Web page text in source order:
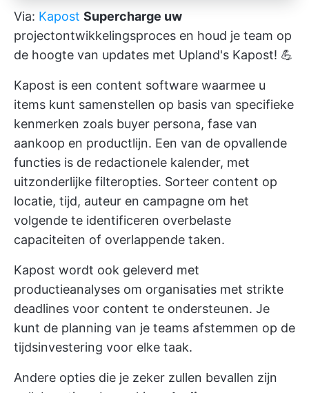
Via: Kapost Supercharge uw
projectontwikkelingsproces en houd je team op
de hoogte van updates met Upland's Kapost! 💪
Kapost is een content software waarmee u
items kunt samenstellen op basis van specifieke
kenmerken zoals buyer persona, fase van
aankoop en productlijn. Een van de opvallende
functies is de redactionele kalender, met
uitzonderlijke filteropties. Sorteer content op
locatie, tijd, auteur en campagne om het
volgende te identificeren overbelaste
capaciteiten of overlappende taken.
Kapost wordt ook geleverd met
productieanalyses om organisaties met strikte
deadlines voor content te ondersteunen. Je
kunt de planning van je teams afstemmen op de
tijdsinvestering voor elke taak.
Andere opties die je zeker zullen bevallen zijn